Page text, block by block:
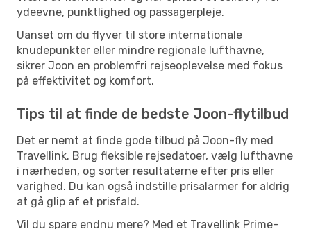
ydeevne, punktlighed og passagerpleje.
Uanset om du flyver til store internationale
knudepunkter eller mindre regionale lufthavne,
sikrer Joon en problemfri rejseoplevelse med fokus
på effektivitet og komfort.
Tips til at finde de bedste Joon-flytilbud
Det er nemt at finde gode tilbud på Joon-fly med
Travellink. Brug fleksible rejsedatoer, vælg lufthavne
i nærheden, og sorter resultaterne efter pris eller
varighed. Du kan også indstille prisalarmer for aldrig
at gå glip af et prisfald.
Vil du spare endnu mere? Med et Travellink Prime-